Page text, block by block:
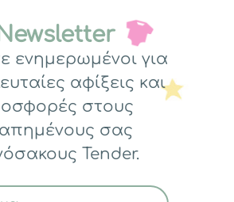
ενημερωμένοι για
αφίξεις και
στους
σας
Tender.